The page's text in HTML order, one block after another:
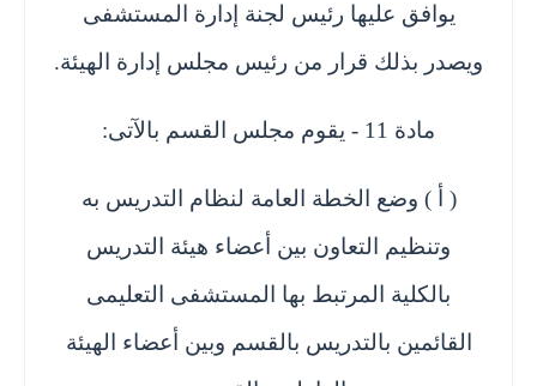
يوافق عليها رئيس لجنة إدارة المستشفى
ويصدر بذلك قرار من رئيس مجلس إدارة الهيئة.
مادة 11 - يقوم مجلس القسم بالآتى:
( أ ) وضع الخطة العامة لنظام التدريس به
وتنظيم التعاون بين أعضاء هيئة التدريس
بالكلية المرتبط بها المستشفى التعليمى
القائمين بالتدريس بالقسم وبين أعضاء الهيئة